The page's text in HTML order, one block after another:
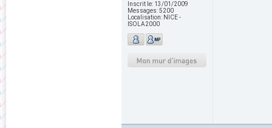
Inscrit le: 13/01/2009
Messages:5200
Localisation: NICE -
ISOLA2000